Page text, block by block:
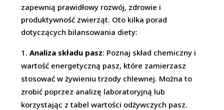
zapewnią prawidłowy rozwój, zdrowie i
produktywność zwierząt. Oto kilka porad
dotyczących bilansowania diety:
Analiza składu pasz: Poznaj skład chemiczny i
wartość energetyczną pasz, które zamierzasz
stosować w żywieniu trzody chlewnej. Można to
zrobić poprzez analizę laboratoryjną lub
korzystając z tabel wartości odżywczych pasz.